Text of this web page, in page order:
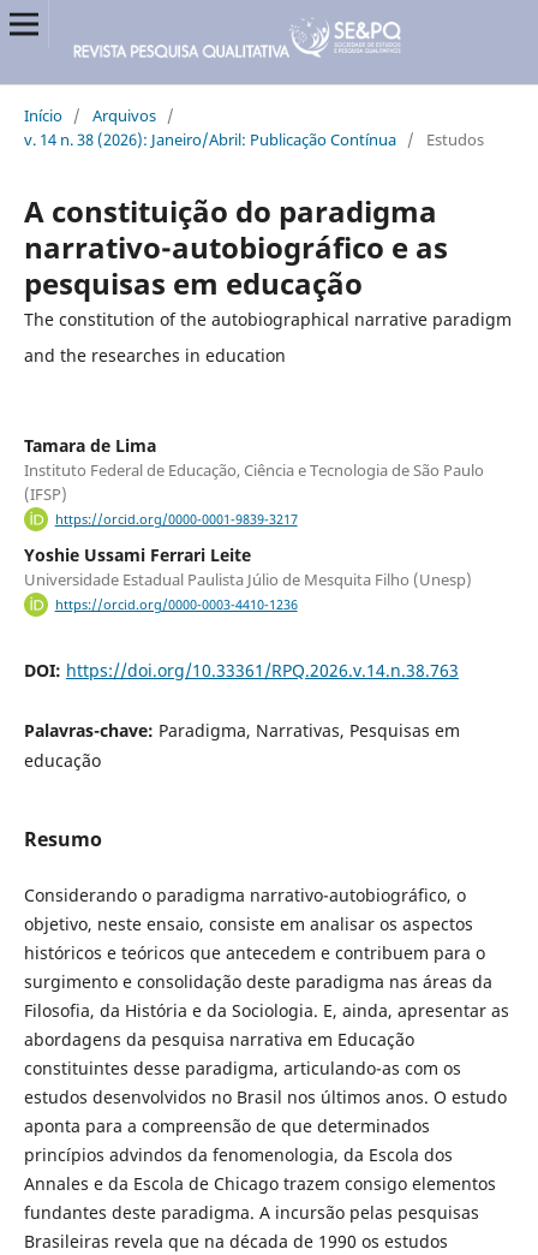
Início / Arquivos /
v. 14 n. 38 (2026): Janeiro/Abril: Publicação Contínua / Estudos
A constituição do paradigma
narrativo-autobiográfico e as
pesquisas em educação
The constitution of the autobiographical narrative paradigm
and the researches in education
Tamara de Lima
Instituto Federal de Educação, Ciência e Tecnologia de São Paulo
(IFSP)
https://orcid.org/0000-0001-9839-3217
Yoshie Ussami Ferrari Leite
Universidade Estadual Paulista Júlio de Mesquita Filho (Unesp)
https://orcid.org/0000-0003-4410-1236
DOI: https://doi.org/10.33361/RPQ.2026.v.14.n.38.763
Palavras-chave: Paradigma, Narrativas, Pesquisas em
educação
Resumo
Considerando o paradigma narrativo-autobiográfico, o
objetivo, neste ensaio, consiste em analisar os aspectos
históricos e teóricos que antecedem e contribuem para o
surgimento e consolidação deste paradigma nas áreas da
Filosofia, da História e da Sociologia. E, ainda, apresentar as
abordagens da pesquisa narrativa em Educação
constituintes desse paradigma, articulando-as com os
estudos desenvolvidos no Brasil nos últimos anos. O estudo
aponta para a compreensão de que determinados
princípios advindos da fenomenologia, da Escola dos
Annales e da Escola de Chicago trazem consigo elementos
fundantes deste paradigma. A incursão pelas pesquisas
Brasileiras revela que na década de 1990 os estudos